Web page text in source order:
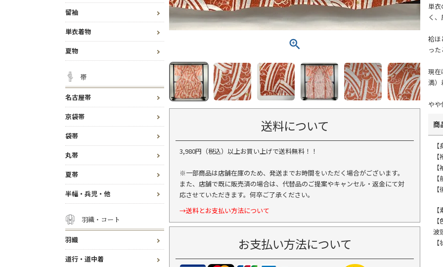
留袖
単衣着物
夏物
帯
名古屋帯
京袋帯
袋帯
丸帯
夏帯
半幅・兵児・他
羽織・コート
羽織
道行・道中着
送料について
3,980円（税込）以上お買い上げで送料無料！！
※一部商品は店舗在庫のため、発送までお時間をいただく場合がございます。
また、店舗で既に販売済の場合は、代替品のご提案やキャンセル・返金にて対
応させていただきます。何卒ご了承ください。
→送料とお支払い方法について
お支払い方法について
単衣
く
袷ほ
っ
現在
満）
や
商
波